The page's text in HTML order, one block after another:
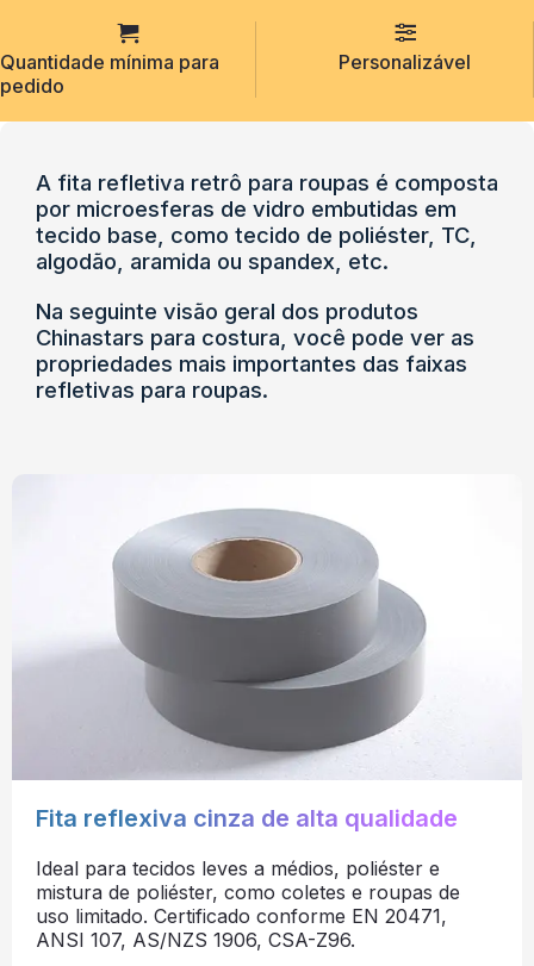
Quantidade mínima para
pedido
Personalizável
A fita refletiva retrô para roupas é composta
por microesferas de vidro embutidas em
tecido base, como tecido de poliéster, TC,
algodão, aramida ou spandex, etc.
Na seguinte visão geral dos produtos
Chinastars para costura, você pode ver as
propriedades mais importantes das faixas
refletivas para roupas.
Fita reflexiva cinza de alta qualidade
Ideal para tecidos leves a médios, poliéster e
mistura de poliéster, como coletes e roupas de
uso limitado. Certificado conforme EN 20471,
ANSI 107, AS/NZS 1906, CSA-Z96.